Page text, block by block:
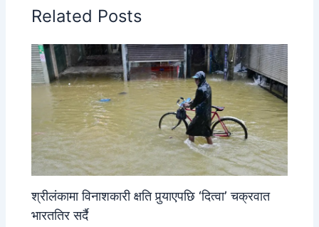
Related Posts
श्रीलंकामा विनाशकारी क्षति पुर्‍याएपछि ‘दित्वा’ चक्रवात
भारततिर सर्दै